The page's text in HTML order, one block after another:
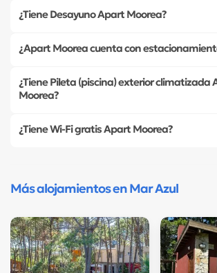
¿Tiene Desayuno Apart Moorea?
¿Apart Moorea cuenta con
¿Tiene Pileta (piscina) exterior climatizada
Moorea?
¿Tiene Wi-Fi gratis Apart Moorea?
Más alojamientos en Mar Azul